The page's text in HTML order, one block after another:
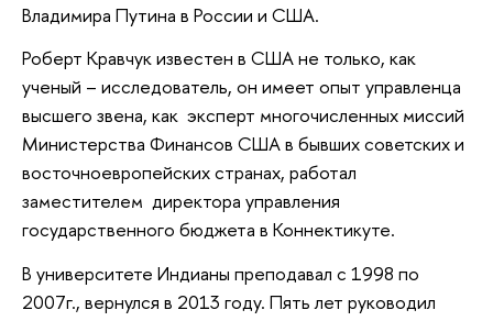
Владимира Путина в России и США.
Роберт Кравчук известен в США не только, как
ученый – исследователь, он имеет опыт управленца
высшего звена, как эксперт многочисленных миссий
Министерства Финансов США в бывших советских и
восточноевропейских странах, работал
заместителем директора управления
государственного бюджета в Коннектикуте.
В университете Индианы преподавал с 1998 по
2007г., вернулся в 2013 году. Пять лет руководил